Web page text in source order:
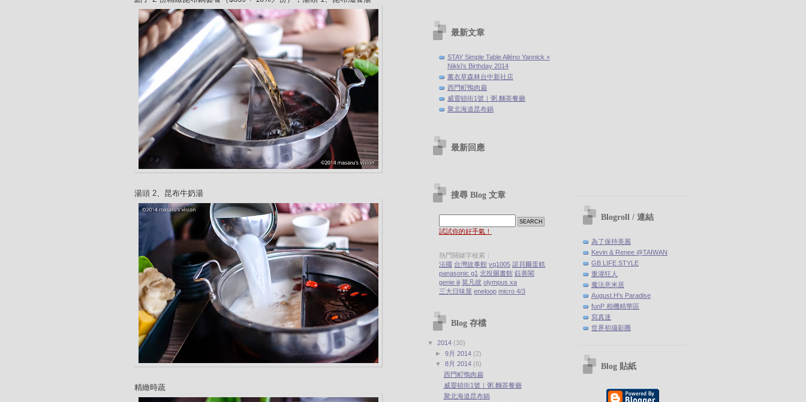
湯頭 2、昆布牛奶湯
精緻時蔬
最新文章
STAY Simple Table Alléno Yannick ×
Nikki's Birthday 2014
薰衣草森林台中新社店
西門町鴨肉扁
威靈頓街1號｜粥.麵茶餐廳
聚北海道昆布鍋
最新回應
搜尋 Blog 文章
試試你的好手氣！
熱門關鍵字檢索：
法國 台灣故事館 vq1005 諾貝爾蛋糕
panasonic g1 北投圖書館 鈺善閣
genie iii 莫凡彼 olympus xa
三大日味屋 eneloop micro 4/3
Blog 存檔
▼ 2014 (30)
►9月 2014 (2)
▼8月 2014 (6)
西門町鴨肉扁
威靈頓街1號｜粥.麵茶餐廳
聚北海道昆布鍋
Blogroll / 連結
為了保持美麗
Kevin & Renee @TAIWAN
GB LIFE STYLE
重灌狂人
魔法意米居
August.H's Paradise
funP 相機精華區
寫真迷
世界初攝影團
Blog 貼紙